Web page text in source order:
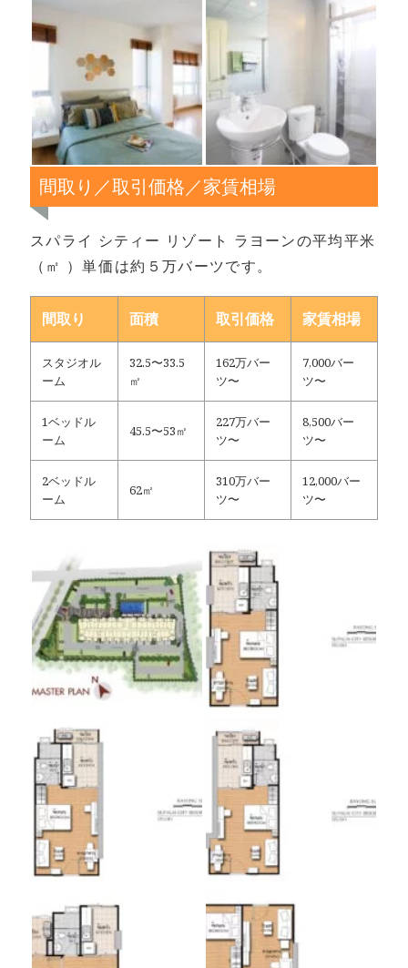
間取り／取引価格／家賃相場
スパライ シティー リゾート ラヨーンの平均平米
（㎡ ）単価は約５万バーツです。
間取り 面積 取引価格 家賃相場
スタジオル
ーム
32.5〜33.5
㎡
162万バー
ツ〜
7,000バー
ツ〜
1ベッドル
ーム
45.5〜53㎡
227万バー
ツ〜
8,500バー
ツ〜
2ベッドル
ーム
62㎡
310万バー
ツ〜
12,000バー
ツ〜